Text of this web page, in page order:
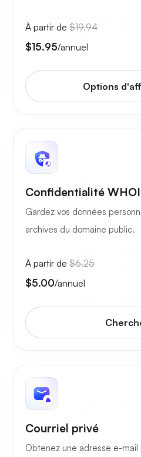
À partir de $19.94
$15.95/annuel
Options
Confidentialité
Gardez vos données
archives du domaine public.
À partir de $6.25
$5.00/annuel
Courriel privé
Obtenez une adresse e-mail